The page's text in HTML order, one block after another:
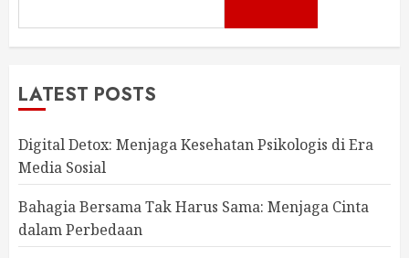
LATEST POSTS
Digital Detox: Menjaga Kesehatan Psikologis di Era
Media Sosial
Bahagia Bersama Tak Harus Sama: Menjaga Cinta
dalam Perbedaan